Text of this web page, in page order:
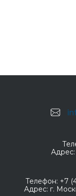
Адрес:
Телефон: +7
Адрес: г.